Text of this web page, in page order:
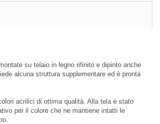
su telaio in legno rifinito e dipinto anche
alcuna struttura supplementare ed è pronta
acrilici di ottima qualità. Alla tela è stato
per il colore che ne mantiene intatti le